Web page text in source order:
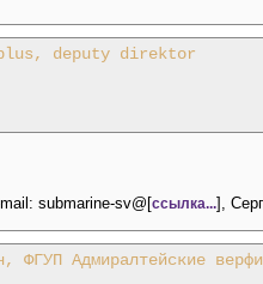
deputy direktor
submarine-sv@[ссылка...],
ФГУП Адмиралтейские верфи